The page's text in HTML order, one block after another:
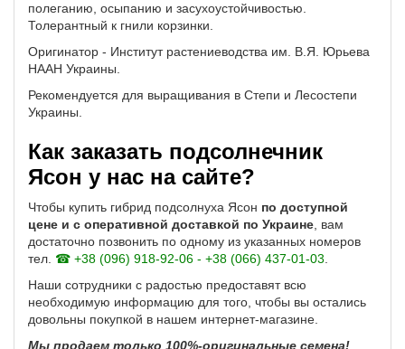
полеганию, осыпанию и засухоустойчивостью.
Толерантный к гнили корзинки.
Оригинатор - Институт растениеводства им. В.Я. Юрьева
НААН Украины.
Рекомендуется для выращивания в Степи и Лесостепи
Украины.
Как заказать подсолнечник
Ясон у нас на сайте?
Чтобы купить гибрид подсолнуха Ясон по доступной
цене и с оперативной доставкой по Украине, вам
достаточно позвонить по одному из указанных номеров
тел. ☎ +38 (096) 918-92-06 - +38 (066) 437-01-03.
Наши сотрудники с радостью предоставят всю
необходимую информацию для того, чтобы вы остались
довольны покупкой в нашем интернет-магазине.
Мы продаем только 100%-оригинальные семена!